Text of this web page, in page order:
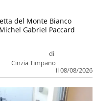
di
Cinzia Timpano
il 08/08/2026
del Monte Bianco
Gabriel Paccard